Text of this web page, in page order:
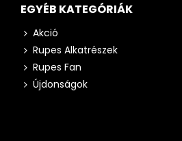
EGYÉB KATEGÓRIÁK
Akció
Rupes Alkatrészek
Rupes Fan
Újdonságok